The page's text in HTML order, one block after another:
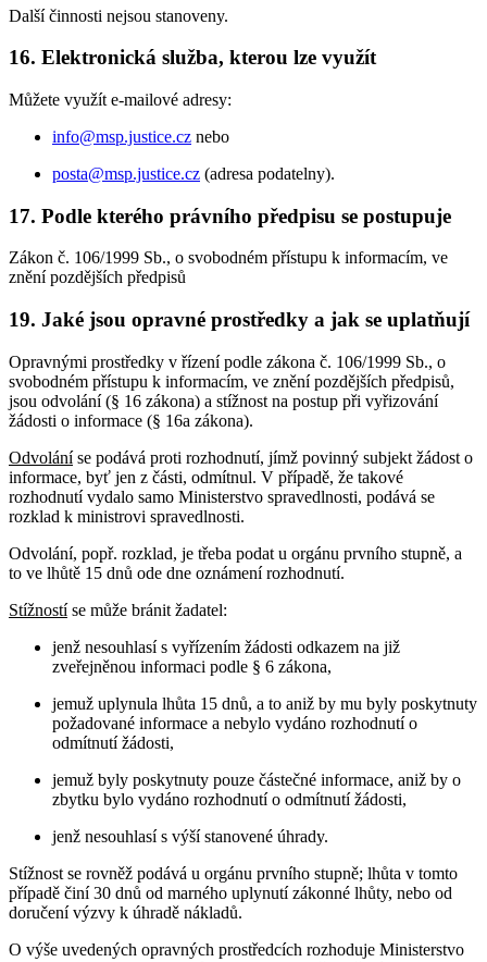
Další činnosti nejsou stanoveny.
16. Elektronická služba, kterou lze využít
Můžete využít e-mailové adresy:
info@msp.justice.cz nebo
posta@msp.justice.cz (adresa podatelny).
17. Podle kterého právního předpisu se postupuje
Zákon č. 106/1999 Sb., o svobodném přístupu k informacím, ve
znění pozdějších předpisů
19. Jaké jsou opravné prostředky a jak se uplatňují
Opravnými prostředky v řízení podle zákona č. 106/1999 Sb., o
svobodném přístupu k informacím, ve znění pozdějších předpisů,
jsou odvolání (§ 16 zákona) a stížnost na postup při vyřizování
žádosti o informace (§ 16a zákona).
Odvoláníse podává proti rozhodnutí, jímž povinný subjekt žádost o
informace, byť jen z části, odmítnul. V případě, že takové
rozhodnutí vydalo samo Ministerstvo spravedlnosti, podává se
rozklad k ministrovi spravedlnosti.
Odvolání, popř. rozklad, je třeba podat u orgánu prvního stupně, a
to ve lhůtě 15 dnů ode dne oznámení rozhodnutí.
Stížnostíse může bránit žadatel:
jenž nesouhlasí s vyřízením žádosti odkazem na již
zveřejněnou informaci podle § 6 zákona,
jemuž uplynula lhůta 15 dnů, a to aniž by mu byly poskytnuty
požadované informace a nebylo vydáno rozhodnutí o
odmítnutí žádosti,
jemuž byly poskytnuty pouze částečné informace, aniž by o
zbytku bylo vydáno rozhodnutí o odmítnutí žádosti,
jenž nesouhlasí s výší stanovené úhrady.
Stížnost se rovněž podává u orgánu prvního stupně; lhůta v tomto
případě činí 30 dnů od marného uplynutí zákonné lhůty, nebo od
doručení výzvy k úhradě nákladů.
O výše uvedených opravných prostředcích rozhoduje Ministerstvo